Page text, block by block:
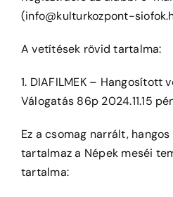
(info@kulturkozpont-
A vetítések rövid tartalma:
1. DIAFILMEK – Hangosított
Válogatás 86p 2024.11.15
Ez a csomag narrált,
tartalmaz a Népek meséi
tartalma: